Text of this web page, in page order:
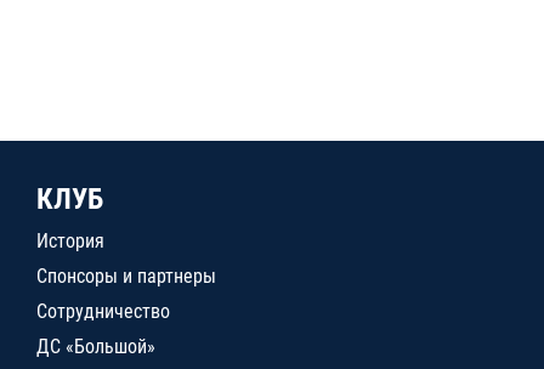
КЛУБ
История
Спонсоры и партнеры
Сотрудничество
ДС «Большой»